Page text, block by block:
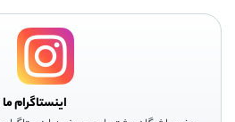
اینستاگرام ما